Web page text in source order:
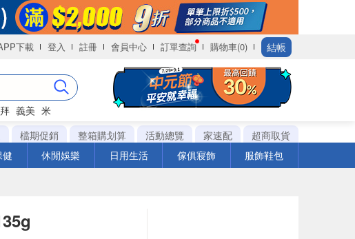
下載 登入 註冊 會員中心 訂單查詢 購物車(0) 結帳
義美 米
檔期促銷 整箱購划算 活動總覽 家速配
超商取貨
休閒娛樂 日用生活 傢俱寢飾 服飾鞋包